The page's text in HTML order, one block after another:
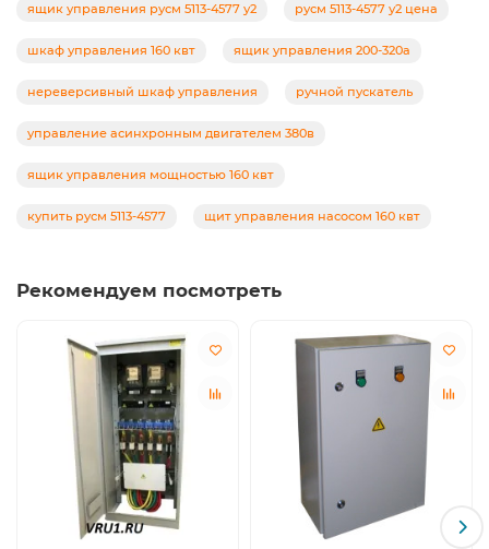
ящик управления русм 5113-4577 у2 русм 5113-4577 у2 цена
шкаф управления 160 квт ящик управления 200-320а
нереверсивный шкаф управления ручной пускатель
управление асинхронным двигателем 380в
ящик управления мощностью 160 квт
купить русм 5113-4577 щит управления насосом 160 квт
Рекомендуем посмотреть